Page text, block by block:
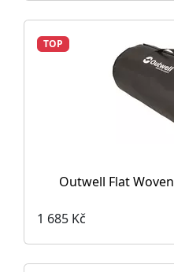
TOP
Outwell Flat
1 685 Kč